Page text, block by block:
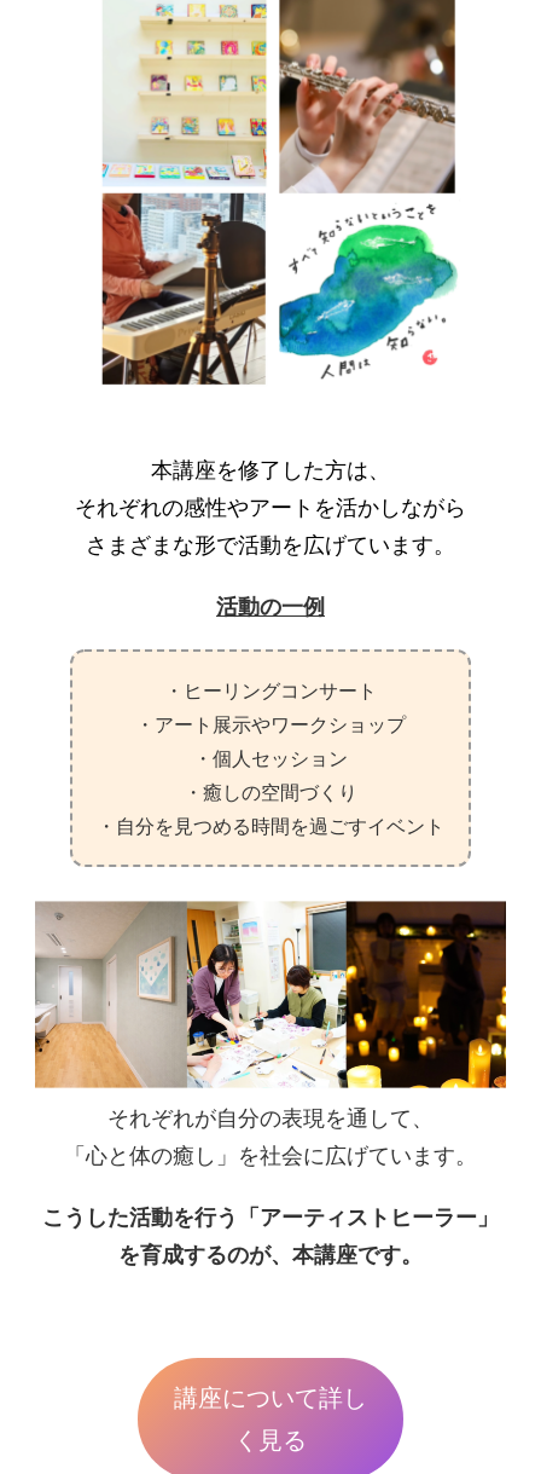
本講座を修了した方は、
それぞれの感性やアートを活かしながら
さまざまな形で活動を広げています。
活動の一例
・ヒーリングコンサート
・アート展示やワークショップ
・個人セッション
・癒しの空間づくり
・自分を見つめる時間を過ごすイベント
それぞれが自分の表現を通して、
「心と体の癒し」を社会に広げています。
こうした活動を行う「アーティストヒーラー」
を育成するのが、本講座です。
講座について詳し
く見る